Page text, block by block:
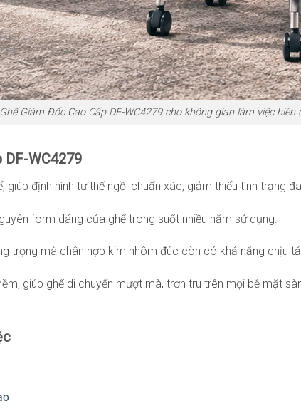
Ghế Giám Đốc Cao Cấp DF-WC4279 cho không gian làm việc
WC4279
định hình tư thế ngồi chuẩn xác, giảm thiểu tình trạng
form dáng của ghế trong suốt nhiều năm sử dụng.
trọng mà chân hợp kim nhôm đúc còn có khả năng chịu
giúp ghế di chuyển mượt mà, trơn tru trên mọi bề mặt